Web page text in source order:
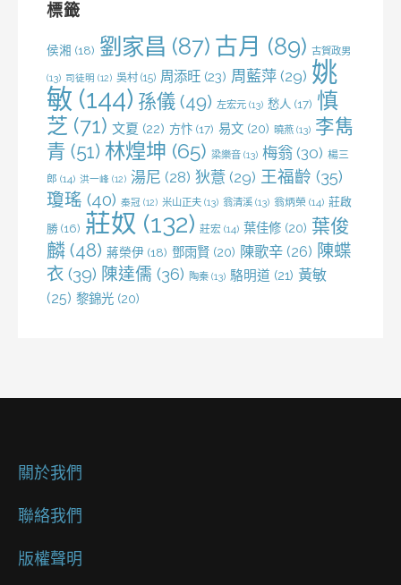
標籤
侯湘 (18) 劉家昌 (87) 古月 (89) 古賀政男
(13) 司徒明 (12) 吳村 (15) 周添旺 (23) 周藍萍 (29) 姚
敏 (144) 孫儀 (49) 左宏元 (13) 愁人 (17) 慎
芝 (71) 文夏 (22) 方忭 (17) 易文 (20) 曉燕 (13) 李雋
青 (51) 林煌坤 (65) 梁樂音 (13) 梅翁 (30) 楊三
郎 (14) 洪一峰 (12) 湯尼 (28) 狄薏 (29) 王福齡 (35)
瓊瑤 (40) 秦冠 (12) 米山正夫 (13) 翁清溪 (13) 翁炳榮 (14) 莊啟
勝 (16) 莊奴 (132) 莊宏 (14) 葉佳修 (20) 葉俊
麟 (48) 蔣榮伊 (18) 鄧雨賢 (20) 陳歌辛 (26) 陳蝶
衣 (39) 陳達儒 (36) 陶秦 (13) 駱明道 (21) 黃敏
(25) 黎錦光 (20)
關於我們
聯絡我們
版權聲明